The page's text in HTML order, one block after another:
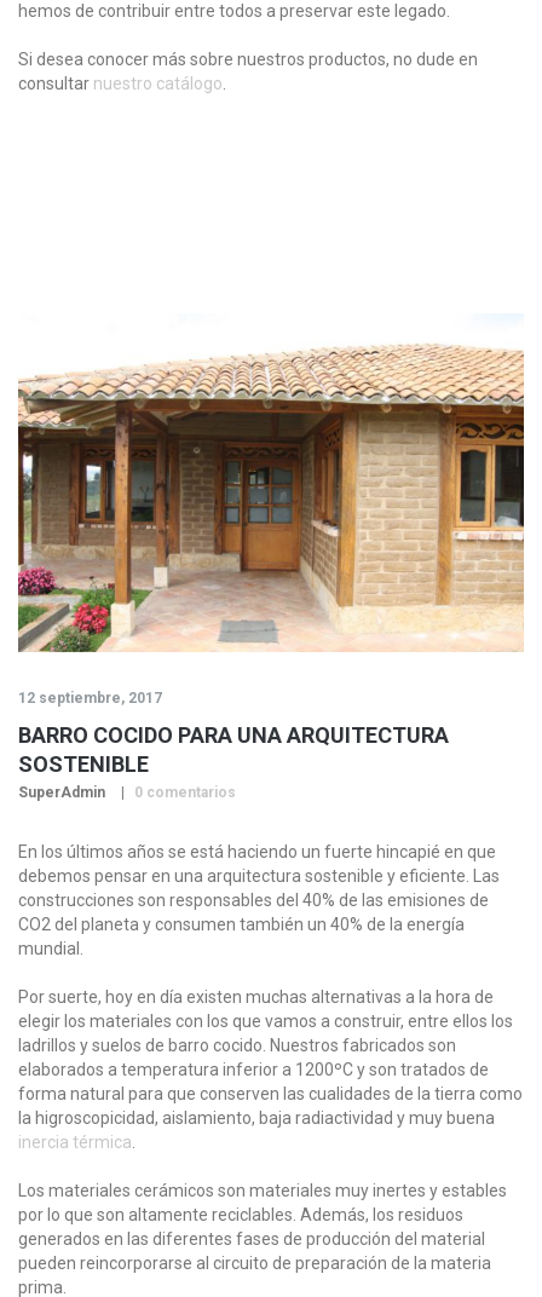
hemos de contribuir entre todos a preservar este legado.
Si desea conocer más sobre nuestros productos, no dude en
consultar nuestro catálogo.
12 septiembre, 2017
BARRO COCIDO PARA UNA ARQUITECTURA
SOSTENIBLE
SuperAdmin 0 comentarios
En los últimos años se está haciendo un fuerte hincapié en que
debemos pensar en una arquitectura sostenible y eficiente. Las
construcciones son responsables del 40% de las emisiones de
CO2 del planeta y consumen también un 40% de la energía
mundial.
Por suerte, hoy en día existen muchas alternativas a la hora de
elegir los materiales con los que vamos a construir, entre ellos los
ladrillos y suelos de barro cocido. Nuestros fabricados son
elaborados a temperatura inferior a 1200ºC y son tratados de
forma natural para que conserven las cualidades de la tierra como
la higroscopicidad, aislamiento, baja radiactividad y muy buena
inercia térmica
Los materiales cerámicos son materiales muy inertes y estables
por lo que son altamente reciclables. Además, los residuos
generados en las diferentes fases de producción del material
pueden reincorporarse al circuito de preparación de la materia
prima.